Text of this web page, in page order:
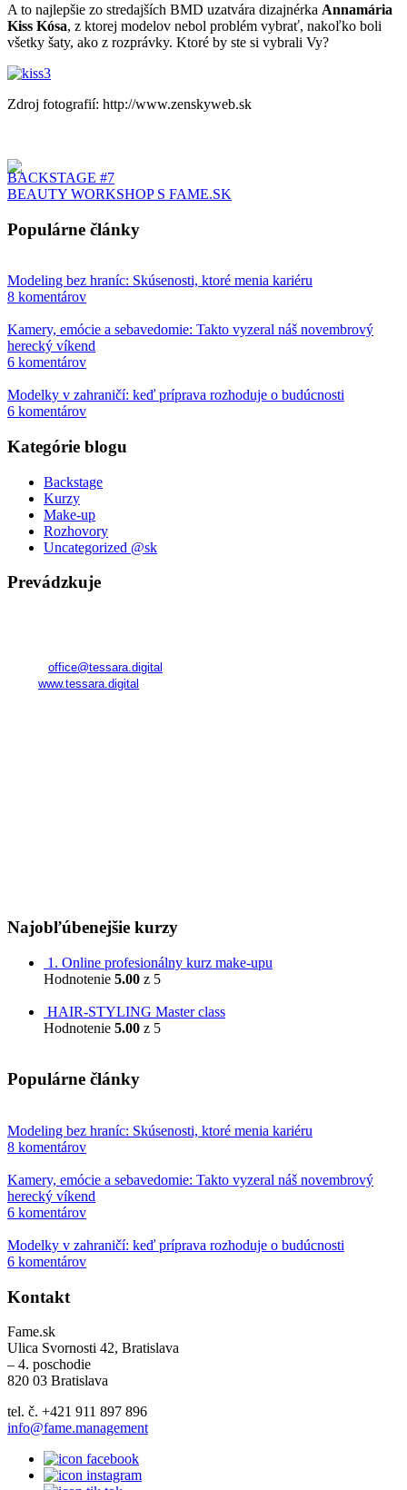
A to najlepšie zo stredajších BMD uzatvára dizajnérka Annamária
Kiss Kósa, z ktorej modelov nebol problém vybrať, nakoľko boli
všetky šaty, ako z rozprávky. Ktoré by ste si vybrali Vy?
Zdroj fotografií: http://www.zenskyweb.sk
BACKSTAGE #7
BEAUTY WORKSHOP S FAME.SK
Populárne články
Modeling bez hraníc: Skúsenosti, ktoré menia kariéru
8 komentárov
Kamery, emócie a sebavedomie: Takto vyzeral náš novembrový
herecký víkend
6 komentárov
Modelky v zahraničí: keď príprava rozhoduje o budúcnosti
6 komentárov
Kategórie blogu
Backstage
Kurzy
Make-up
Rozhovory
Uncategorized @sk
Prevádzkuje
office@tessara.digital
www.tessara.digital
Najobľúbenejšie kurzy
1. Online profesionálny kurz make-upu
Hodnotenie 5.00 z 5
HAIR-STYLING Master class
Hodnotenie 5.00 z 5
Populárne články
Modeling bez hraníc: Skúsenosti, ktoré menia kariéru
8 komentárov
Kamery, emócie a sebavedomie: Takto vyzeral náš novembrový
herecký víkend
6 komentárov
Modelky v zahraničí: keď príprava rozhoduje o budúcnosti
6 komentárov
Kontakt
Fame.sk
Ulica Svornosti 42, Bratislava
– 4. poschodie
820 03 Bratislava
tel. č. +421 911 897 896
info@fame.management